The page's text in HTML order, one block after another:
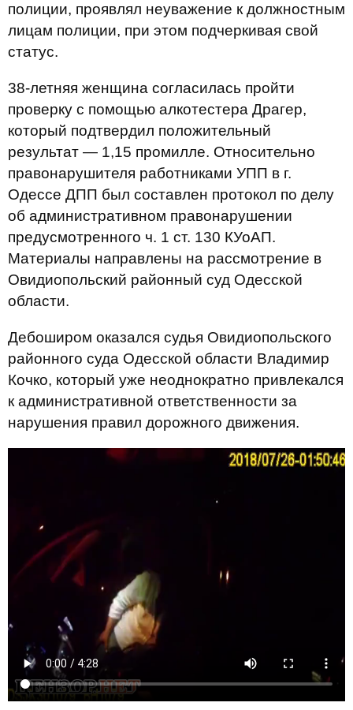
полиции, проявлял неуважение к должностным
лицам полиции, при этом подчеркивая свой
статус.
38-летняя женщина согласилась пройти
проверку с помощью алкотестера Драгер,
который подтвердил положительный
результат — 1,15 промилле. Относительно
правонарушителя работниками УПП в г.
Одессе ДПП был составлен протокол по делу
об административном правонарушении
предусмотренного ч. 1 ст. 130 КУоАП.
Материалы направлены на рассмотрение в
Овидиопольский районный суд Одесской
области.
Дебоширом оказался судья Овидиопольского
районного суда Одесской области Владимир
Кочко, который уже неоднократно привлекался
к административной ответственности за
нарушения правил дорожного движения.